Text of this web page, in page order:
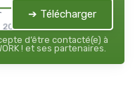
➔ Télécharger
d’être contacté(e) à
! et ses partenaires.